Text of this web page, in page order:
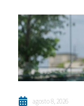
agosto 8, 2026